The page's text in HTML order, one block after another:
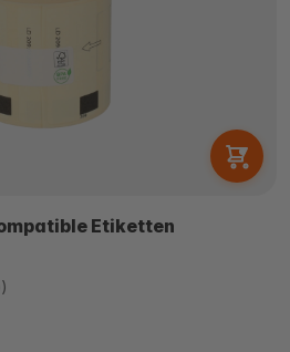
Etiketten